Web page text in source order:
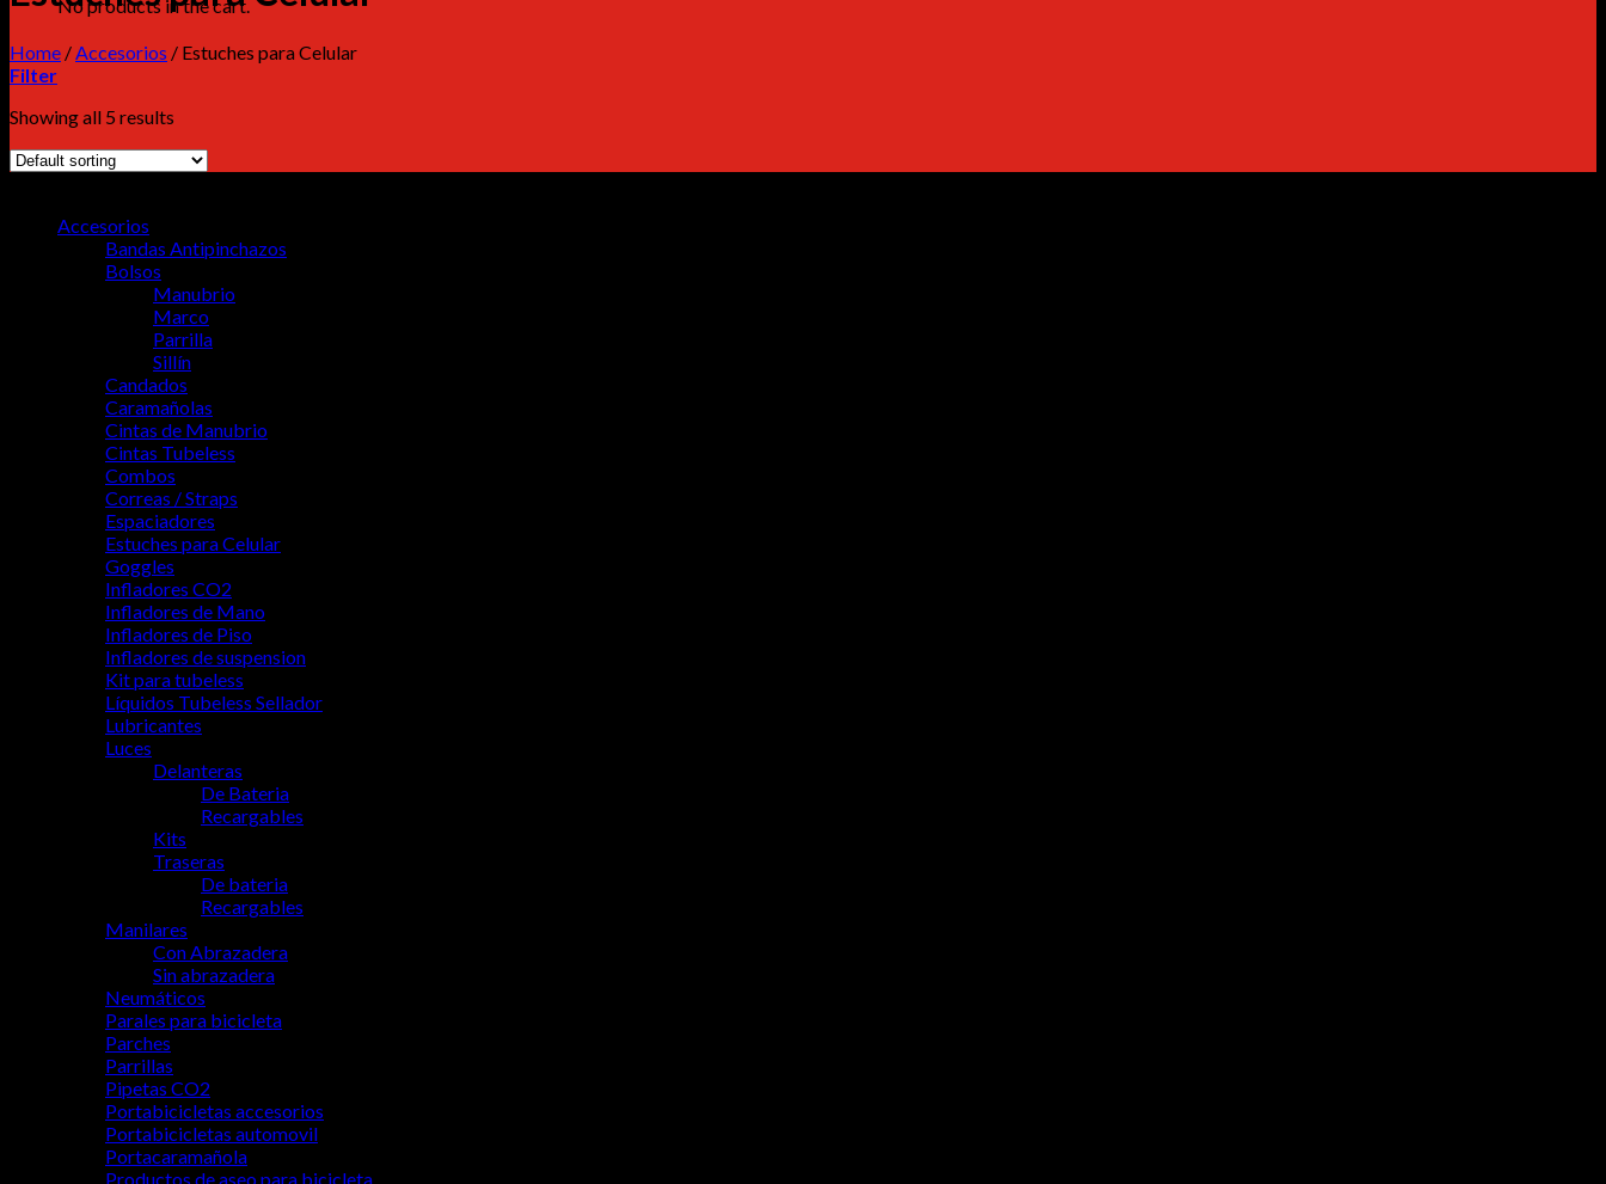
No products in the cart.
Home /Accesorios / Estuches para Celular
Filter
Showing all 5 results
Accesorios
Bandas Antipinchazos
Bolsos
Manubrio
Marco
Parrilla
Sillín
Candados
Caramañolas
Cintas de Manubrio
Cintas Tubeless
Combos
Correas / Straps
Espaciadores
Estuches para Celular
Goggles
Infladores CO2
Infladores de Mano
Infladores de Piso
Infladores de suspension
Kit para tubeless
Líquidos Tubeless Sellador
Lubricantes
Luces
Delanteras
De Bateria
Recargables
Kits
Traseras
De bateria
Recargables
Manilares
Con Abrazadera
Sin abrazadera
Neumáticos
Parales para bicicleta
Parches
Parrillas
Pipetas CO2
Portabicicletas accesorios
Portabicicletas automovil
Portacaramañola
Productos de aseo para bicicleta